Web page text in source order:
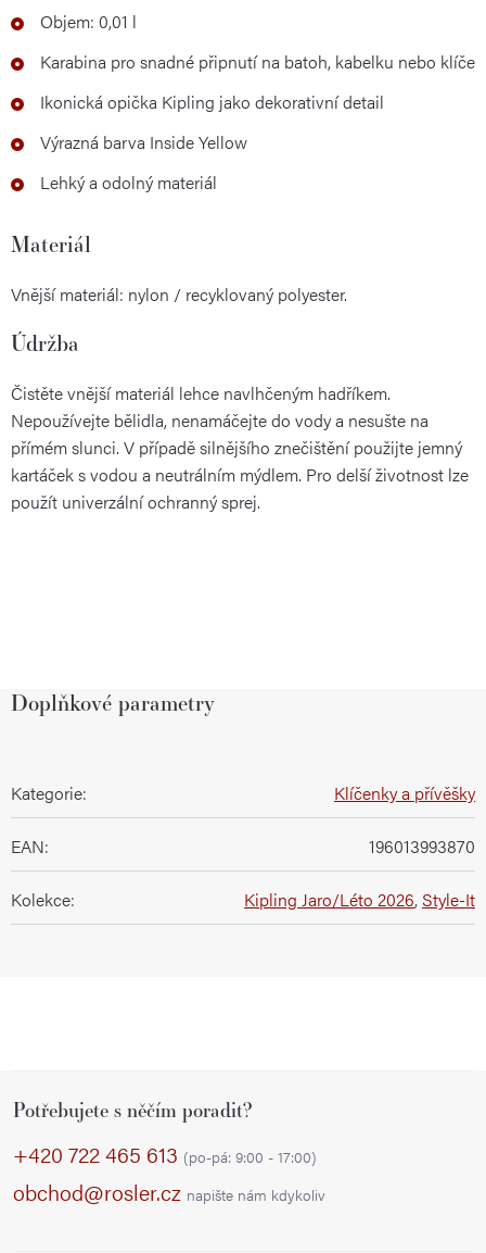
Objem: 0,01 l
Karabina pro snadné připnutí na batoh, kabelku nebo klíče
Ikonická opička Kipling jako dekorativní detail
Výrazná barva Inside Yellow
Lehký a odolný materiál
Materiál
Vnější materiál: nylon / recyklovaný polyester.
Údržba
Čistěte vnější materiál lehce navlhčeným hadříkem.
Nepoužívejte bělidla, nenamáčejte do vody a nesušte na
přímém slunci. V případě silnějšího znečištění použijte jemný
kartáček s vodou a neutrálním mýdlem. Pro delší životnost lze
použít univerzální ochranný sprej.
Doplňkové parametry
Kategorie: Klíčenky a přívěšky
EAN: 196013993870
Kolekce: Kipling Jaro/Léto 2026, Style-It
Potřebujete s něčím poradit?
+420 722 465 613 (po-pá: 9:00 - 17:00)
obchod@rosler.cz napište nám kdykoliv